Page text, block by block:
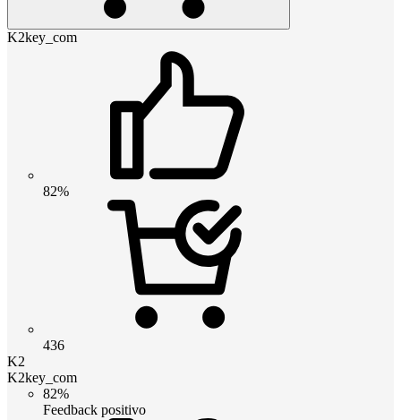
K2key_com
82%
436
K2
K2key_com
82%
Feedback positivo